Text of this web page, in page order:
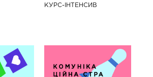
КУРС-IНТЕНСИВ